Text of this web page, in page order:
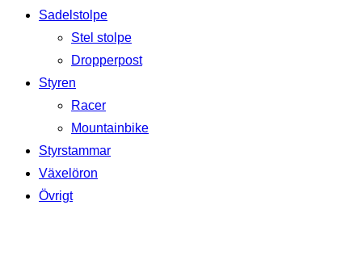
Sadelstolpe
Stel stolpe
Dropperpost
Styren
Racer
Mountainbike
Styrstammar
Växelöron
Övrigt